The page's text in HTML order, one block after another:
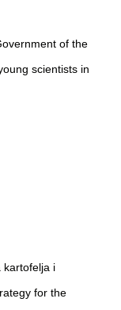
of the
scientists in
kartofelja i
for the